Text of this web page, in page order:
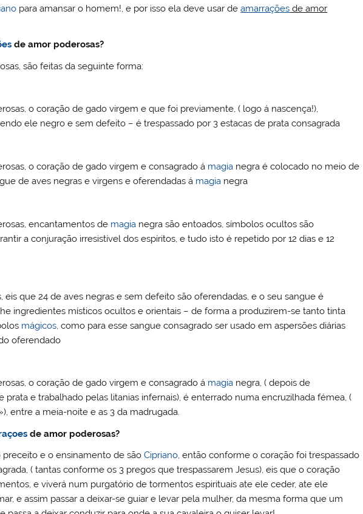
para amansar o homem!, e por isso ela deve usar deamarrações de amor
de amor poderosas?
são feitas da seguinte forma:
o coração de gado virgem e que foi previamente, ( logo á nascença!),
ele negro e sem defeito – é trespassado por 3 estacas de prata consagrada
o coração de gado virgem e consagrado á magia negra é colocado no meio de
de aves negras e virgens e oferendadas á magia negra
encantamentos de magia negra são entoados, símbolos ocultos são
a conjuração irresistível dos espíritos, e tudo isto é repetido por 12 dias e 12
eis que 24 de aves negras e sem defeito são oferendadas, e o seu sangue é
ingredientes místicos ocultos e orientais – de forma a produzirem-se tanto tinta
mágicos, como para esse sangue consagrado ser usado em aspersões diárias
oferendado
o coração de gado virgem e consagrado á magia negra, ( depois de
prata e trabalhado pelas litanias infernais), é enterrado numa encruzilhada fémea, (
entre a meia-noite e as 3 da madrugada.
de amor poderosas?
e o ensinamento de sãoCipriano, então conforme o coração foi trespassado
( tantas conforme os 3 pregos que trespassarem Jesus), eis que o coração
e viverá num purgatório de tormentos espirituais ate ele ceder, ate ele
e assim passar a deixar-se guiar e levar pela mulher, da mesma forma que um